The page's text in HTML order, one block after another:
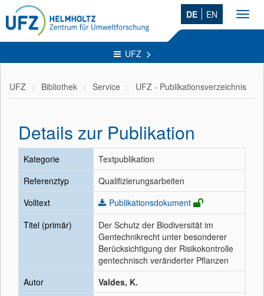
DE EN
UFZ
UFZ Bibliothek Service UFZ - Publikationsverzeichnis
Details zur Publikation
Kategorie
Textpublikation
Referenztyp
Qualifizierungsarbeiten
Volltext
Publikationsdokument
Titel (primär)
Der Schutz der Biodiversität im
Gentechnikrecht unter besonderer
Berücksichtigung der Risikokontrolle
gentechnisch veränderter Pflanzen
Autor
Valdes, K.